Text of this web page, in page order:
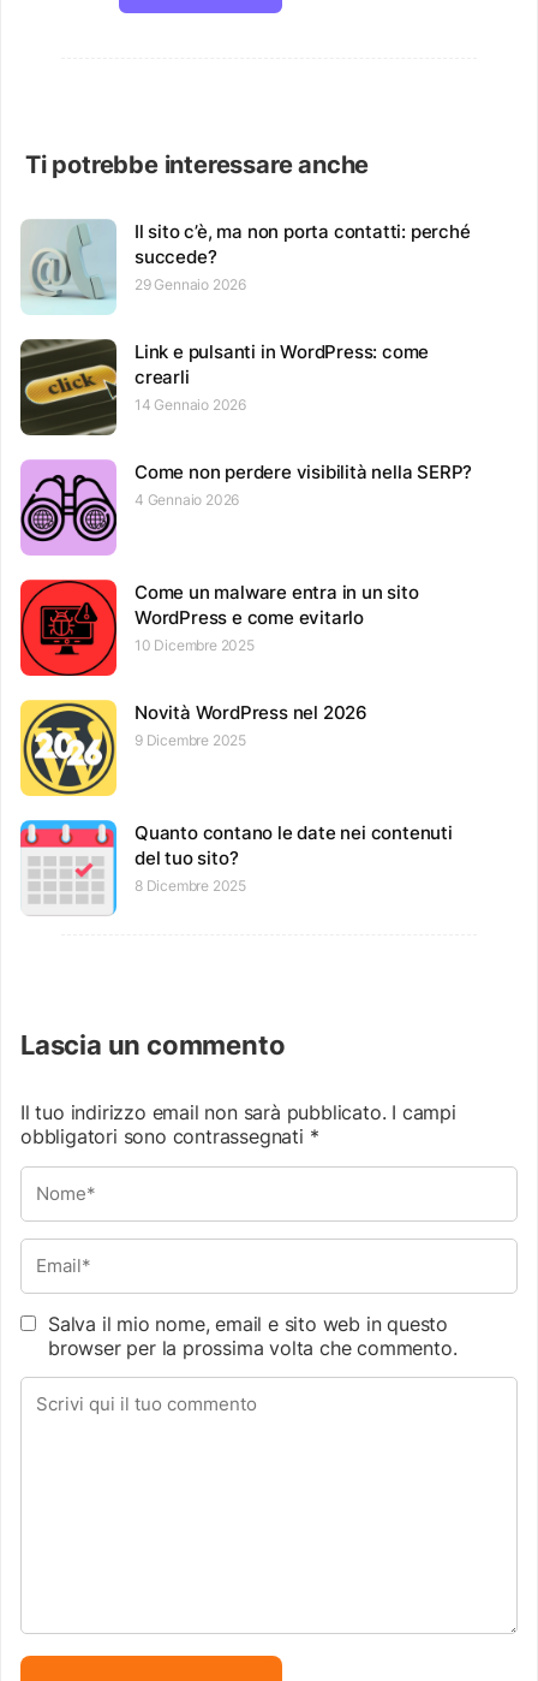
Ti potrebbe interessare anche
Il sito c’è, ma non porta contatti: perché
succede?
29 Gennaio 2026
Link e pulsanti in WordPress: come
crearli
14 Gennaio 2026
Come non perdere visibilità nella SERP?
4 Gennaio 2026
Come un malware entra in un sito
WordPress e come evitarlo
10 Dicembre 2025
Novità WordPress nel 2026
9 Dicembre 2025
Quanto contano le date nei contenuti
del tuo sito?
8 Dicembre 2025
Lascia un commento
Il tuo indirizzo email non sarà pubblicato. I campi
obbligatori sono contrassegnati *
Salva il mio nome, email e sito web in questo
browser per la prossima volta che commento.